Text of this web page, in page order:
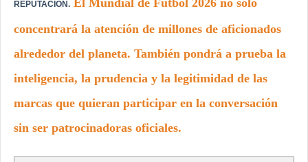
REPUTACIÓN. El Mundial de Fútbol 2026 no solo
concentrará la atención de millones de aficionados
alrededor del planeta. También pondrá a prueba la
inteligencia, la prudencia y la legitimidad de las
marcas que quieran participar en la conversación
sin ser patrocinadoras oficiales.